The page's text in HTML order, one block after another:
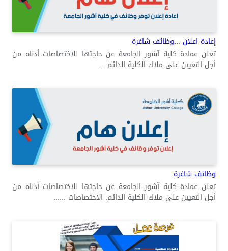
إعادة اعلان ...وظائف شاغرة
تعلن عمادة كلية آشور الجامعة عن حاجتها للاختصاصات أدناه من
أجل التعيين على ملاك الكلية الدائم....
وظائف شاغرة
تعلن عمادة كلية آشور الجامعة عن حاجتها للاختصاصات أدناه من
أجل التعيين على ملاك الكلية الدائم. الاختصاصات ......